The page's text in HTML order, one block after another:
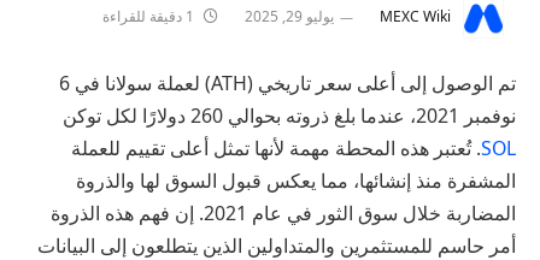
MEXC Wiki يوليو 29, 2025
تم الوصول إلى أعلى سعر تاريخي (ATH) لعملة سولانا في 6
نوفمبر 2021، عندما بلغ ذروته بحوالي 260 دولارًا لكل توكن
SOL. تُعتبر هذه المحطة مهمة لأنها تمثل أعلى تقييم للعملة
المشفرة منذ إنشائها، مما يعكس قبول السوق لها والذروة
المضاربة خلال سوق الثور في عام 2021. إن فهم هذه الذروة
أمر حاسم للمستثمرين والمتداولين الذين يتطلعون إلى البيانات